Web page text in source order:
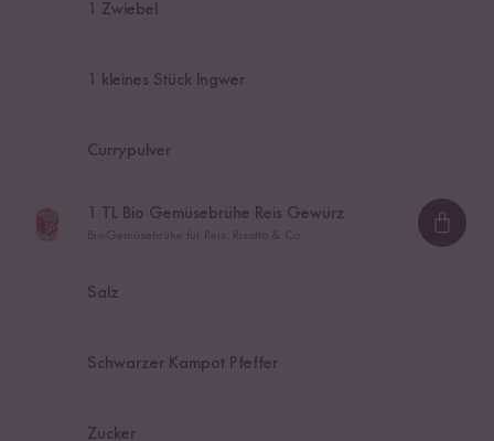
1 Zwiebel
1 kleines Stück Ingwer
Currypulver
TL Bio Gemüsebrühe Reis Gewürz
Salz
Schwarzer Kampot Pfeffer
Zucker